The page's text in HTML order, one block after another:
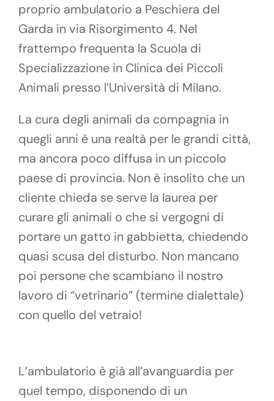
proprio ambulatorio a Peschiera del
Garda in via Risorgimento 4. Nel
frattempo frequenta la Scuola di
Specializzazione in Clinica dei Piccoli
Animali presso l’Università di Milano.
La cura degli animali da compagnia in
quegli anni è una realtà per le grandi città,
ma ancora poco diffusa in un piccolo
paese di provincia. Non è insolito che un
cliente chieda se serve la laurea per
curare gli animali o che si vergogni di
portare un gatto in gabbietta, chiedendo
quasi scusa del disturbo. Non mancano
poi persone che scambiano il nostro
lavoro di “vetrinario” (termine dialettale)
con quello del vetraio!
L’ambulatorio è già all’avanguardia per
quel tempo, disponendo di un